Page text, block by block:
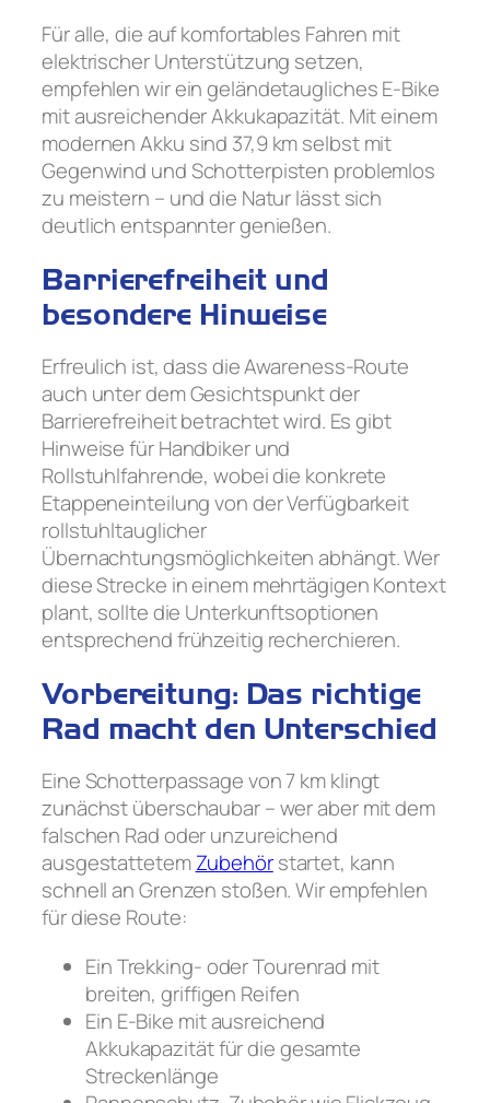
Für alle, die auf komfortables Fahren mit
elektrischer Unterstützung setzen,
empfehlen wir ein geländetaugliches E-Bike
mit ausreichender Akkukapazität. Mit einem
modernen Akku sind 37,9 km selbst mit
Gegenwind und Schotterpisten problemlos
zu meistern – und die Natur lässt sich
deutlich entspannter genießen.
Barrierefreiheit und
besondere Hinweise
Erfreulich ist, dass die Awareness-Route
auch unter dem Gesichtspunkt der
Barrierefreiheit betrachtet wird. Es gibt
Hinweise für Handbiker und
Rollstuhlfahrende, wobei die konkrete
Etappeneinteilung von der Verfügbarkeit
rollstuhltauglicher
Übernachtungsmöglichkeiten abhängt. Wer
diese Strecke in einem mehrtägigen Kontext
plant, sollte die Unterkunftsoptionen
entsprechend frühzeitig recherchieren.
Vorbereitung: Das richtige
Rad macht den Unterschied
Eine Schotterpassage von 7 km klingt
zunächst überschaubar – wer aber mit dem
falschen Rad oder unzureichend
ausgestattetemZubehörstartet, kann
schnell an Grenzen stoßen. Wir empfehlen
für diese Route:
Ein Trekking- oder Tourenrad mit
breiten, griffigen Reifen
Ein E-Bike mit ausreichend
Akkukapazität für die gesamte
Streckenlänge